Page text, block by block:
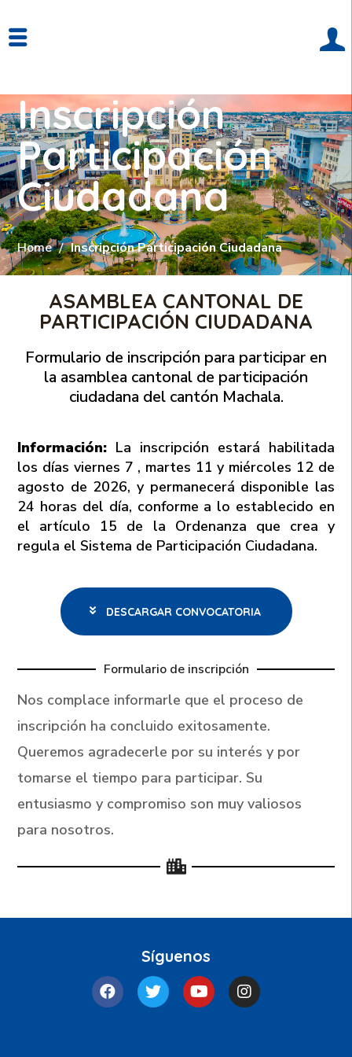
Inscripción
Participación
Ciudadana
Home Inscripción Participación Ciudadana
ASAMBLEA CANTONAL DE
PARTICIPACIÓN CIUDADANA
Formulario de inscripción para participar en
la asamblea cantonal de participación
ciudadana del cantón Machala.
Información: La inscripción estará habilitada
los días viernes 7 , martes 11 y miércoles 12 de
agosto de 2026, y permanecerá disponible las
24 horas del día, conforme a lo establecido en
el artículo 15 de la Ordenanza que crea y
regula el Sistema de Participación Ciudadana.
DESCARGAR CONVOCATORIA
Formulario de inscripción
Nos complace informarle que el proceso de
inscripción ha concluido exitosamente.
Queremos agradecerle por su interés y por
tomarse el tiempo para participar. Su
entusiasmo y compromiso son muy valiosos
para nosotros.
Síguenos